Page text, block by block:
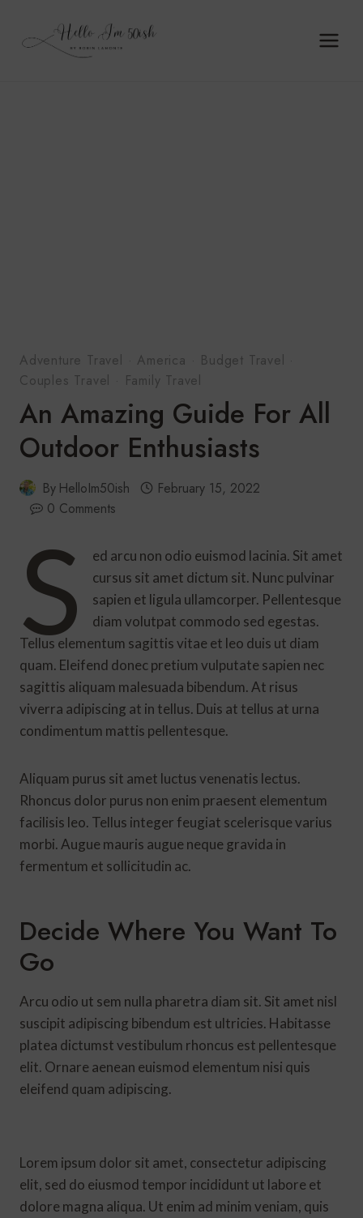
Adventure Travel · America · Budget Travel ·
Couples Travel · Family Travel
An Amazing Guide For All
Outdoor Enthusiasts
By HelloIm50ish
February 15, 2022
0 Comments
S
ed arcu non odio euismod lacinia. Sit amet
cursus sit amet dictum sit. Nunc pulvinar
sapien et ligula ullamcorper. Pellentesque
diam volutpat commodo sed egestas.
Tellus elementum sagittis vitae et leo duis ut diam
quam. Eleifend donec pretium vulputate sapien nec
sagittis aliquam malesuada bibendum. At risus
viverra adipiscing at in tellus. Duis at tellus at urna
condimentum mattis pellentesque.
Aliquam purus sit amet luctus venenatis lectus.
Rhoncus dolor purus non enim praesent elementum
facilisis leo. Tellus integer feugiat scelerisque varius
morbi. Augue mauris augue neque gravida in
fermentum et sollicitudin ac.
Decide Where You Want To
Go
Arcu odio ut sem nulla pharetra diam sit. Sit amet nisl
suscipit adipiscing bibendum est ultricies. Habitasse
platea dictumst vestibulum rhoncus est pellentesque
elit. Ornare aenean euismod elementum nisi quis
eleifend quam adipiscing.
Lorem ipsum dolor sit amet, consectetur adipiscing
elit, sed do eiusmod tempor incididunt ut labore et
dolore magna aliqua. Ut enim ad minim veniam, quis